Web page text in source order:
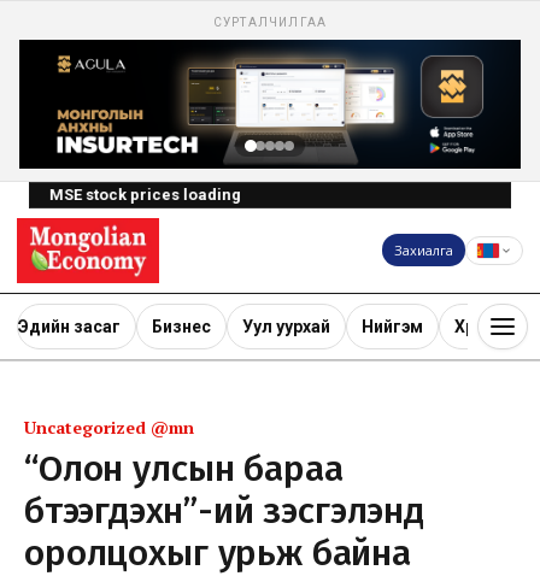
СУРТАЛЧИЛГАА
MSE stock prices loading
Захиалга
Эдийн засаг Бизнес Уул уурхай Нийгэм Хөрөнгө
Uncategorized @mn
“Олон улсын бараа
бүтээгдэхүүн”-ий үзэсгэлэнд
оролцохыг урьж байна